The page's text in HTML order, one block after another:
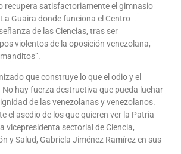
recupera satisfactoriamente el gimnasio
Guaira donde funciona el Centro
de las Ciencias, tras ser
violentos de la oposición venezolana,
que construye lo que el odio y el
hay fuerza destructiva que pueda luchar
de las venezolanas y venezolanos.
el asedio de los que quieren ver la Patria
vicepresidenta sectorial de Ciencia,
y Salud, Gabriela Jiménez Ramírez en sus